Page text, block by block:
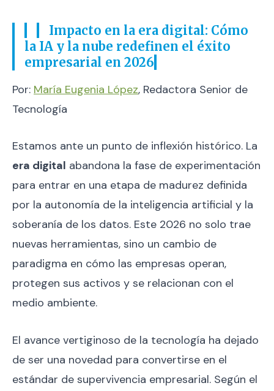
Impacto en la era digital: Cómo
la IA y la nube redefinen el éxito
empresarial en 2026
Por: María Eugenia López, Redactora Senior de
Tecnología
Estamos ante un punto de inflexión histórico. La
era digital abandona la fase de experimentación
para entrar en una etapa de madurez definida
por la autonomía de la inteligencia artificial y la
soberanía de los datos. Este 2026 no solo trae
nuevas herramientas, sino un cambio de
paradigma en cómo las empresas operan,
protegen sus activos y se relacionan con el
medio ambiente.
El avance vertiginoso de la tecnología ha dejado
de ser una novedad para convertirse en el
estándar de supervivencia empresarial. Según el